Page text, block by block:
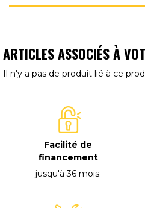
ARTICLES ASSOCIÉS À
Il n'y a pas de produit lié à ce
Facilité de
financement
jusqu'à 36 mois.